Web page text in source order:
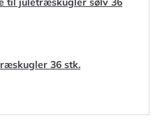
36 stk.